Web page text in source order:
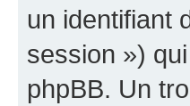
un identifiant
session »)
phpBB. Un